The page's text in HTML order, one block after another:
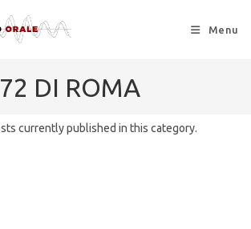
Menu
DI ROMA
currently published in this category.